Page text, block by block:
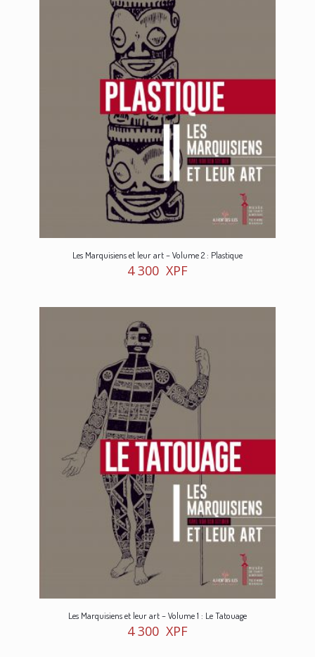
Les Marquisiens et leur art – Volume 2 : Plastique
4 300 XPF
Les Marquisiens et leur art – Volume 1 : Le Tatouage
4 300 XPF